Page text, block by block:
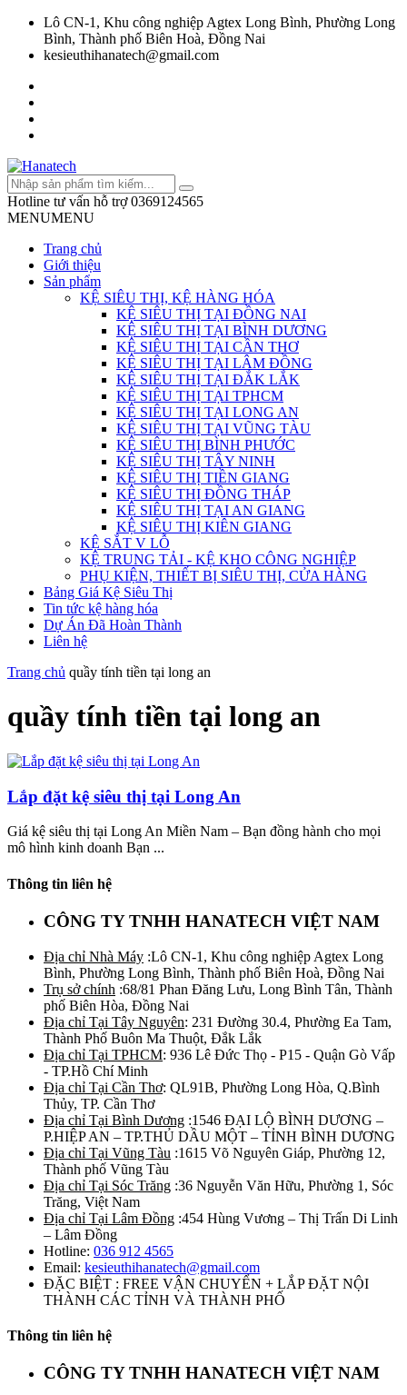
Lô CN-1, Khu công nghiệp Agtex Long Bình, Phường Long
Bình, Thành phố Biên Hoà, Đồng Nai
kesieuthihanatech@gmail.com
Hotline tư vấn hỗ trợ 0369124565
MENUMENU
Trang chủ
Giới thiệu
Sản phẩm
KỆ SIÊU THỊ, KỆ HÀNG HÓA
KỆ SIÊU THỊ TẠI ĐỒNG NAI
KỆ SIÊU THỊ TẠI BÌNH DƯƠNG
KỆ SIÊU THỊ TẠI CẦN THƠ
KỆ SIÊU THỊ TẠI LÂM ĐỒNG
KỆ SIÊU THỊ TẠI ĐẮK LẮK
KỆ SIÊU THỊ TẠI TPHCM
KỆ SIÊU THỊ TẠI LONG AN
KỆ SIÊU THỊ TẠI VŨNG TÀU
KỆ SIÊU THỊ BÌNH PHƯỚC
KỆ SIÊU THỊ TÂY NINH
KỆ SIÊU THỊ TIỀN GIANG
KỆ SIÊU THỊ ĐỒNG THÁP
KỆ SIÊU THỊ TẠI AN GIANG
KỆ SIÊU THỊ KIÊN GIANG
KỆ SẮT V LỖ
KỆ TRUNG TẢI - KỆ KHO CÔNG NGHIỆP
PHỤ KIỆN, THIẾT BỊ SIÊU THỊ, CỬA HÀNG
Bảng Giá Kệ Siêu Thị
Tin tức kệ hàng hóa
Dự Án Đã Hoàn Thành
Liên hệ
Trang chủ quầy tính tiền tại long an
quầy tính tiền tại long an
Lắp đặt kệ siêu thị tại Long An
Giá kệ siêu thị tại Long An Miền Nam – Bạn đồng hành cho mọi
mô hình kinh doanh Bạn ...
Thông tin liên hệ
CÔNG TY TNHH HANATECH VIỆT NAM
Địa chỉ Nhà Máy :Lô CN-1, Khu công nghiệp Agtex Long
Bình, Phường Long Bình, Thành phố Biên Hoà, Đồng Nai
Trụ sở chính :68/81 Phan Đăng Lưu, Long Bình Tân, Thành
phố Biên Hòa, Đồng Nai
Địa chỉ Tại Tây Nguyên: 231 Đường 30.4, Phường Ea Tam,
Thành Phố Buôn Ma Thuột, Đắk Lắk
Địa chỉ Tại TPHCM: 936 Lê Đức Thọ - P15 - Quận Gò Vấp
- TP.Hồ Chí Minh
Địa chỉ Tại Cần Thơ: QL91B, Phường Long Hòa, Q.Bình
Thủy, TP. Cần Thơ
Địa chỉ Tại Bình Dương :1546 ĐẠI LỘ BÌNH DƯƠNG –
P.HIỆP AN – TP.THỦ DẦU MỘT – TỈNH BÌNH DƯƠNG
Địa chỉ Tại Vũng Tàu :1615 Võ Nguyên Giáp, Phường 12,
Thành phố Vũng Tàu
Địa chỉ Tại Sóc Trăng :36 Nguyễn Văn Hữu, Phường 1, Sóc
Trăng, Việt Nam
Địa chỉ Tại Lâm Đồng :454 Hùng Vương – Thị Trấn Di Linh
– Lâm Đồng
Hotline: 036 912 4565
Email: kesieuthihanatech@gmail.com
ĐẶC BIỆT : FREE VẬN CHUYỂN + LẮP ĐẶT NỘI
THÀNH CÁC TỈNH VÀ THÀNH PHỐ
Thông tin liên hệ
CÔNG TY TNHH HANATECH VIỆT NAM